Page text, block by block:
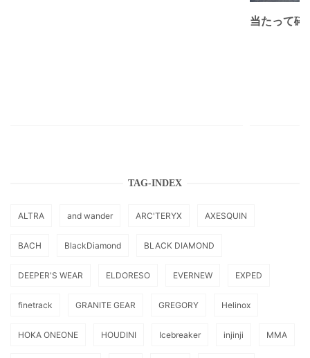
当たって砕
TAG-INDEX
ALTRA and wander ARC'TERYX AXESQUIN
BACH BlackDiamond BLACK DIAMOND
DEEPER'S WEAR ELDORESO EVERNEW EXPED
finetrack GRANITE GEAR GREGORY Helinox
HOKA ONEONE HOUDINI Icebreaker injinji MMA